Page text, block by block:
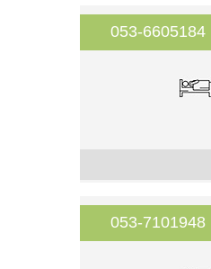
053-6605184
053-7101948